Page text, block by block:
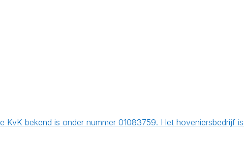
KvK bekend is onder nummer 01083759. Het hoveniersbedrijf